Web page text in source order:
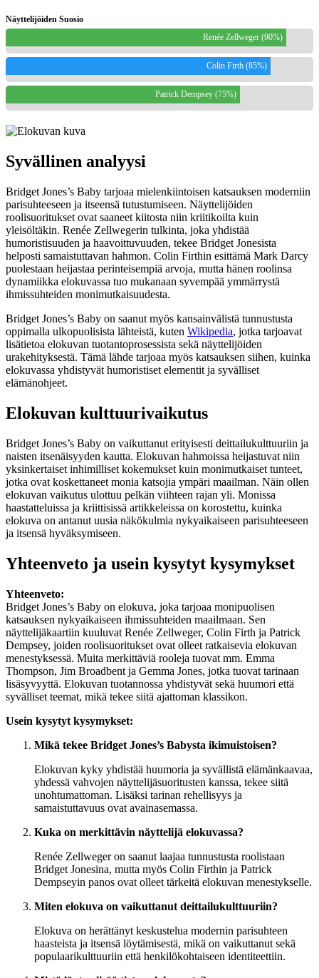
Näyttelijöiden Suosio
Renée Zellweger (90%)
Colin Firth (85%)
Patrick Dempsey (75%)
Syvällinen analyysi
Bridget Jones’s Baby tarjoaa mielenkiintoisen katsauksen moderniin
parisuhteeseen ja itseensä tutustumiseen. Näyttelijöiden
roolisuoritukset ovat saaneet kiitosta niin kriitikoilta kuin
yleisöltäkin. Renée Zellwegerin tulkinta, joka yhdistää
humoristisuuden ja haavoittuvuuden, tekee Bridget Jonesista
helposti samaistuttavan hahmon. Colin Firthin esittämä Mark Darcy
puolestaan heijastaa perinteisempiä arvoja, mutta hänen roolinsa
dynamiikka elokuvassa tuo mukanaan syvempää ymmärrystä
ihmissuhteiden monimutkaisuudesta.
Bridget Jones’s Baby on saanut myös kansainvälistä tunnustusta
oppimalla ulkopuolisista lähteistä, kuten Wikipedia, jotka tarjoavat
lisätietoa elokuvan tuotantoprosessista sekä näyttelijöiden
urakehityksestä. Tämä lähde tarjoaa myös katsauksen siihen, kuinka
elokuvassa yhdistyvät humoristiset elementit ja syvälliset
elämänohjeet.
Elokuvan kulttuurivaikutus
Bridget Jones’s Baby on vaikuttanut erityisesti deittailukulttuuriin ja
naisten itsenäisyyden kautta. Elokuvan hahmoissa heijastuvat niin
yksinkertaiset inhimilliset kokemukset kuin monimutkaiset tunteet,
jotka ovat koskettaneet monia katsojia ympäri maailman. Näin ollen
elokuvan vaikutus ulottuu pelkän viihteen rajan yli. Monissa
haastatteluissa ja kriittisissä artikkeleissa on korostettu, kuinka
elokuva on antanut uusia näkökulmia nykyaikaiseen parisuhteeseen
ja itsensä hyväksymiseen.
Yhteenveto ja usein kysytyt kysymykset
Yhteenveto:
Bridget Jones’s Baby on elokuva, joka tarjoaa monipuolisen
katsauksen nykyaikaiseen ihmissuhteiden maailmaan. Sen
näyttelijäkaartiin kuuluvat Renée Zellweger, Colin Firth ja Patrick
Dempsey, joiden roolisuoritukset ovat olleet ratkaisevia elokuvan
menestyksessä. Muita merkittäviä rooleja tuovat mm. Emma
Thompson, Jim Broadbent ja Gemma Jones, jotka tuovat tarinaan
lisäsyvyyttä. Elokuvan tuotannossa yhdistyvät sekä huumori että
syvälliset teemat, mikä tekee siitä ajattoman klassikon.
Usein kysytyt kysymykset:
Mikä tekee Bridget Jones’s Babysta ikimuistoisen?
Elokuvan kyky yhdistää huumoria ja syvällistä elämänkaavaa,
yhdessä vahvojen näyttelijäsuoritusten kanssa, tekee siitä
unohtumattoman. Lisäksi tarinan rehellisyys ja
samaistuttavuus ovat avainasemassa.
Kuka on merkittävin näyttelijä elokuvassa?
Renée Zellweger on saanut laajaa tunnustusta roolistaan
Bridget Jonesina, mutta myös Colin Firthin ja Patrick
Dempseyin panos ovat olleet tärkeitä elokuvan menestykselle.
Miten elokuva on vaikuttanut deittailukulttuuriin?
Elokuva on herättänyt keskustelua modernin parisuhteen
haasteista ja itsensä löytämisestä, mikä on vaikuttanut sekä
populaarikulttuuriin että henkilökohtaiseen identiteettiin.